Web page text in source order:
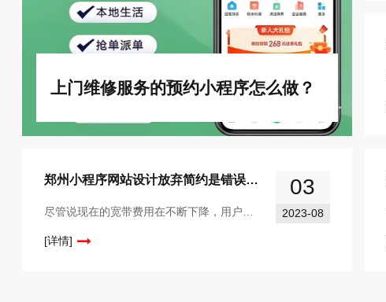
上门维修服务的预约小程序怎么做？
03
2023-08
郑州小程序网站设计放弃简约是错误的做法
[详情]